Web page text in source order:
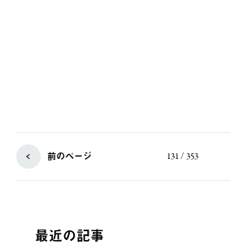
前のページ 131 / 353
最近の記事